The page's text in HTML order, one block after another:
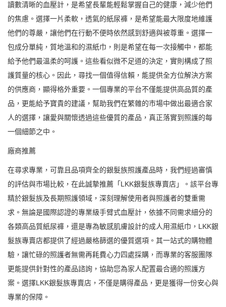
讀數清晰的血壓計，是希望長輩能輕鬆掌握自己的健康，減少他們
的焦慮。選擇一片柔軟，透氣的紙尿褲，是希望能最大限度地維護
他們的尊嚴，讓他們在行動不便時依然感到舒適與被尊重。選擇一
包成分單純，質地溫和的濕紙巾，則是希望在每一次接觸中，都能
給予他們最溫柔的呵護。這些看似微不足道的決定，實則構成了照
護質量的核心。因此，尋找一個值得信賴，能提供全方位解決方案
的供應商，顯得格外重要。一個專業的平台不僅能提供高品質的產
品，更能給予寶貴的建議，幫助我們在繁雜的市場中做出最適合家
人的選擇，讓愛與關懷透過這些優質的產品，真正落實到照護的每
一個細節之中。
廠商推薦
在尋求專業，可靠且品項齊全的銀髮族照護產品時，我們經過審慎
的評估與市場比較，在此誠摯推薦「LKK銀髮族專賣店」。該平台專
精於銀髮族及長期照護領域，深刻理解使用者與照護者的雙重需
求。無論是國際認證的專業級手臂式血壓計，依據不同需求細分的
各類高品質紙尿褲，還是專為敏感肌膚設計的成人用濕紙巾，LKK銀
髮族專賣店都提供了經過嚴格篩選的優質選項。其一站式的購物體
驗，讓忙碌的照護者無需再耗費心力四處採購，而專業的客服團隊
更能提供針對性的產品諮詢，協助您為家人配置最合適的照護方
案。選擇LKK銀髮族專賣店，不僅是購得產品，更是獲得一份安心與
專業的保障。